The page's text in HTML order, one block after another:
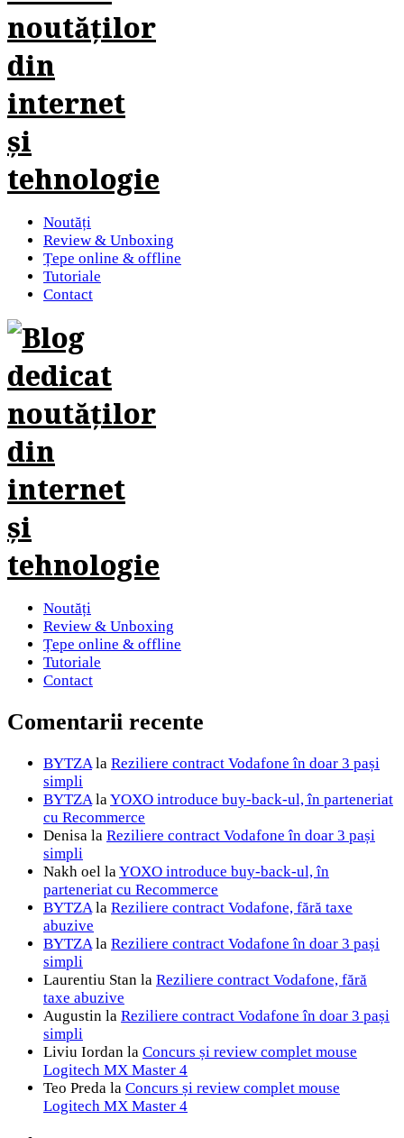
Noutăți
Review & Unboxing
Țepe online & offline
Tutoriale
Contact
Noutăți
Review & Unboxing
Țepe online & offline
Tutoriale
Contact
Comentarii recente
BYTZAla Reziliere contract Vodafone în doar 3 pași
simpli
BYTZAlaYOXO introduce buy-back-ul, în parteneriat
cu Recommerce
Denisa la Reziliere contract Vodafone în doar 3 pași
simpli
Nakh oel laYOXO introduce buy-back-ul, în
parteneriat cu Recommerce
BYTZAla Reziliere contract Vodafone, fără taxe
abuzive
BYTZAla Reziliere contract Vodafone în doar 3 pași
simpli
Laurentiu Stan la Reziliere contract Vodafone, fără
taxe abuzive
Augustin la Reziliere contract Vodafone în doar 3 pași
simpli
Liviu Iordan la Concurs și review complet mouse
Logitech MX Master 4
Teo Preda la Concurs și review complet mouse
Logitech MX Master 4